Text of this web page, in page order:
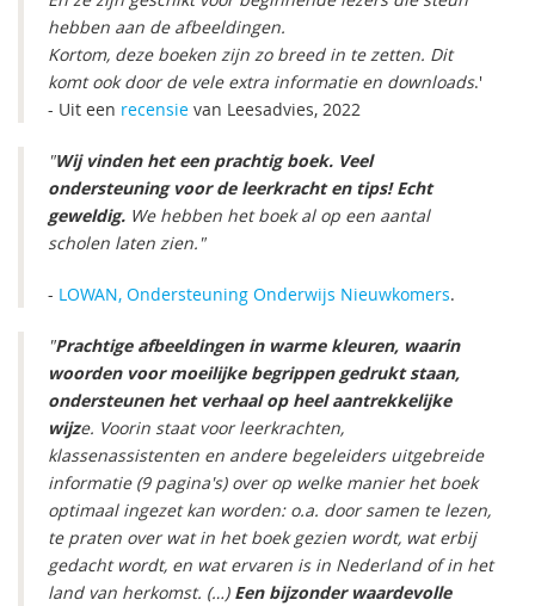
hebben aan de afbeeldingen.
Kortom, deze boeken zijn zo breed in te zetten. Dit
komt ook door de vele extra informatie en downloads.'
- Uit een recensie van Leesadvies, 2022
"Wij vinden het een prachtig boek. Veel
ondersteuning voor de leerkracht en tips! Echt
geweldig. We hebben het boek al op een aantal
scholen laten zien."
- LOWAN, Ondersteuning Onderwijs Nieuwkomers.
"Prachtige afbeeldingen in warme kleuren, waarin
woorden voor moeilijke begrippen gedrukt staan,
ondersteunen het verhaal op heel aantrekkelijke
wijze. Voorin staat voor leerkrachten,
klassenassistenten en andere begeleiders uitgebreide
informatie (9 pagina's) over op welke manier het boek
optimaal ingezet kan worden: o.a. door samen te lezen,
te praten over wat in het boek gezien wordt, wat erbij
gedacht wordt, en wat ervaren is in Nederland of in het
land van herkomst. (…) Een bijzonder waardevolle